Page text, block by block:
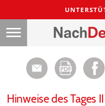
Hinweise des Tages II